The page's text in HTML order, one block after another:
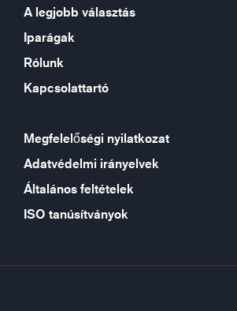
A legjobb választás
Iparágak
Rólunk
Kapcsolattartó
Megfelelőségi nyilatkozat
Adatvédelmi irányelvek
Általános feltételek
ISO tanúsítványok